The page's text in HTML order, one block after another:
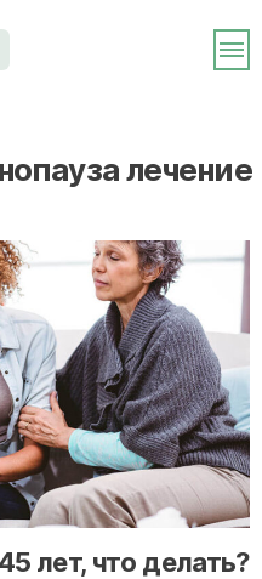
лечение
>лет, что делать?